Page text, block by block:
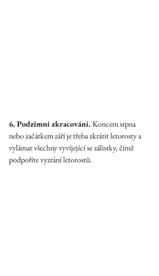
6. Podzimní zkracování. Koncem srpna
nebo začátkem září je třeba zkrátit letorosty a
vylámat všechny vyvíjející se zálistky, čímž
podpoříte vyzrání letorostů.